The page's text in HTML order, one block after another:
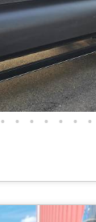
• • • • • • •